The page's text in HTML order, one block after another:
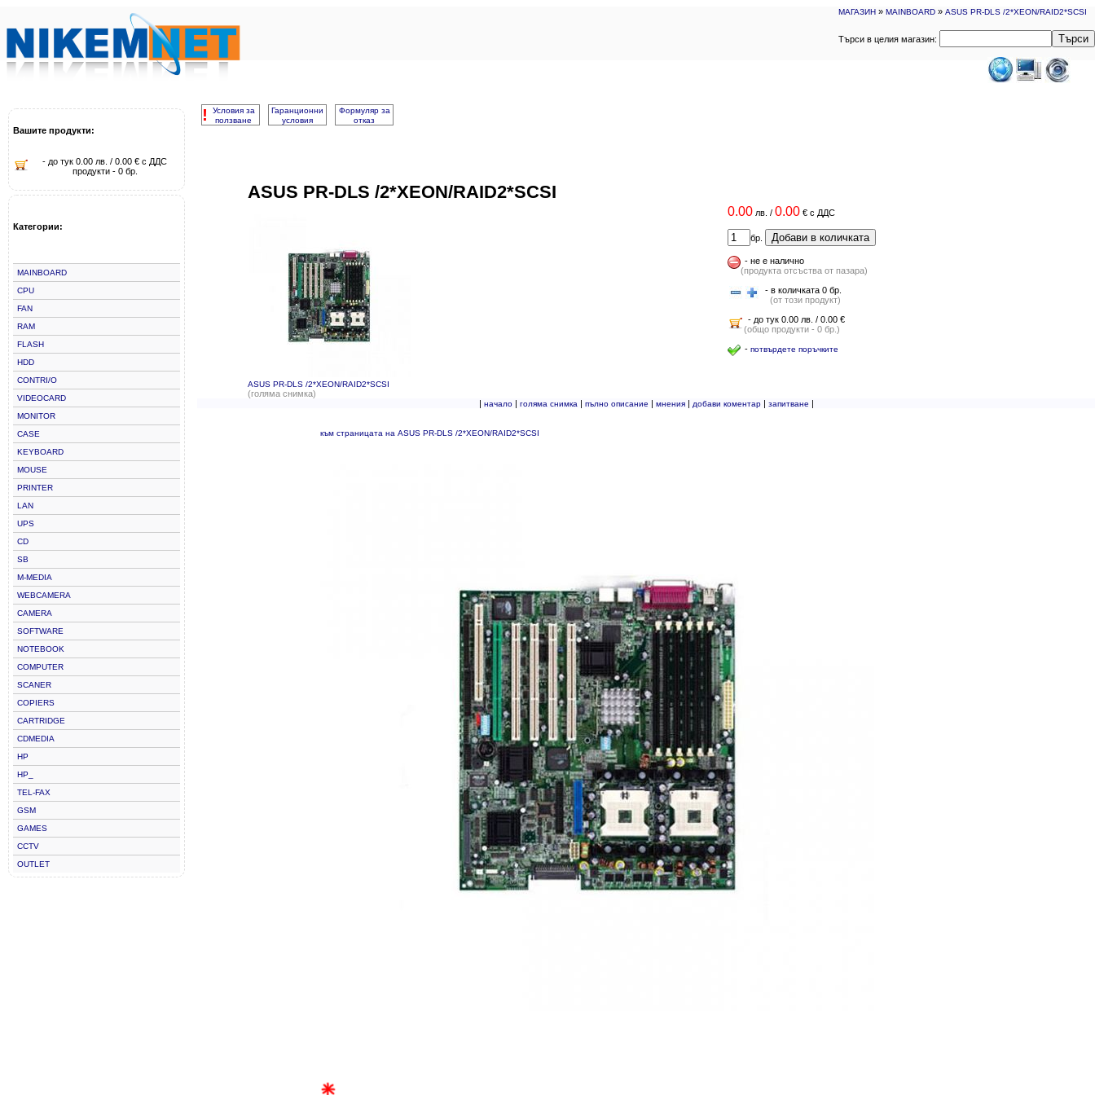
МАГАЗИН » MAINBOARD » ASUS PR-DLS /2*XEON/RAID2*SCSI
Търси в целия магазин: Търси
Вашите продукти:
- до тук 0.00 лв. / 0.00 € с ДДС
продукти - 0 бр.
Категории:
MAINBOARD
CPU
FAN
RAM
FLASH
HDD
CONTRI/O
VIDEOCARD
MONITOR
CASE
KEYBOARD
MOUSE
PRINTER
LAN
UPS
CD
SB
M-MEDIA
WEBCAMERA
CAMERA
SOFTWARE
NOTEBOOK
COMPUTER
SCANER
COPIERS
CARTRIDGE
CDMEDIA
HP
HP_
TEL-FAX
GSM
GAMES
CCTV
OUTLET
!
Условия за
ползване
Гаранционни
условия
Формуляр за
отказ
ASUS PR-DLS /2*XEON/RAID2*SCSI
ASUS PR-DLS /2*XEON/RAID2*SCSI
(голяма снимка)
0.00 лв. / 0.00 €с ДДС
бр. Добави в количката
- не е налично
(продукта отсъства от пазара)
- в количката 0 бр.
(от този продукт)
- до тук 0.00 лв. / 0.00 €
(общо продукти - 0 бр.)
- потвърдете поръчките
| начало| голяма снимка | пълно описание | мнения| добави коментар| запитване |
към страницата на ASUS PR-DLS /2*XEON/RAID2*SCSI